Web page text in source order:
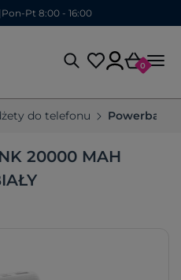
Pon-Pt 8:00 - 16:00
0
do telefonu
20000 MAH